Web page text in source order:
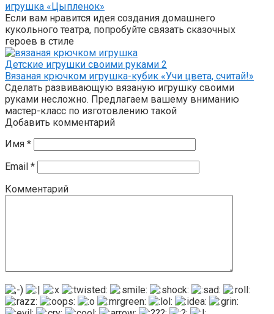
игрушка «Цыпленок»
Если вам нравится идея создания домашнего
кукольного театра, попробуйте связать сказочных
героев в стиле
Детские игрушки своими руками 2
Вязаная крючком игрушка-кубик «Учи цвета, считай!»
Сделать развивающую вязаную игрушку своими
руками несложно. Предлагаем вашему вниманию
мастер-класс по изготовлению такой
Добавить комментарий
Имя *
Email *
Комментарий